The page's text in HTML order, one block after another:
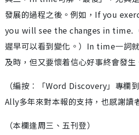
發展的過程之後。例如，If you
you will see the changes in time.
遲早可以看到變化。）In time一詞
及時，但又要懷着信心好事終會發生
（編按︰「Word Discovery」專欄
Ally多年來對本報的支持，也感謝讀
（本欄逢周三、五刊登）